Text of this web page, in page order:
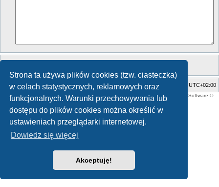
Strona ta używa plików cookies (tzw. ciasteczka)
w celach statystycznych, reklamowych oraz
funkcjonalnych. Warunki przechowywania lub
dostępu do plików cookies można określić w
ustawieniach przeglądarki internetowej.
Dowiedz się więcej
Akceptuję!
Strona główna Strefa czasowa UTC+02:00
Style developer by support forum tricolor Technologię dostarcza phpBB
® Forum Software ©
phpBB Limited
Polski pakiet językowy dostarcza
phpBB.pl